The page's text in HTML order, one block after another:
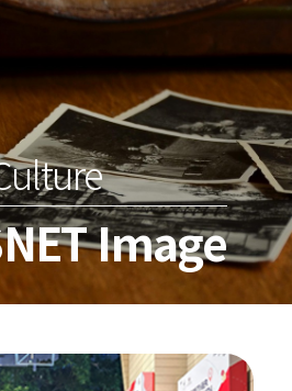
Image